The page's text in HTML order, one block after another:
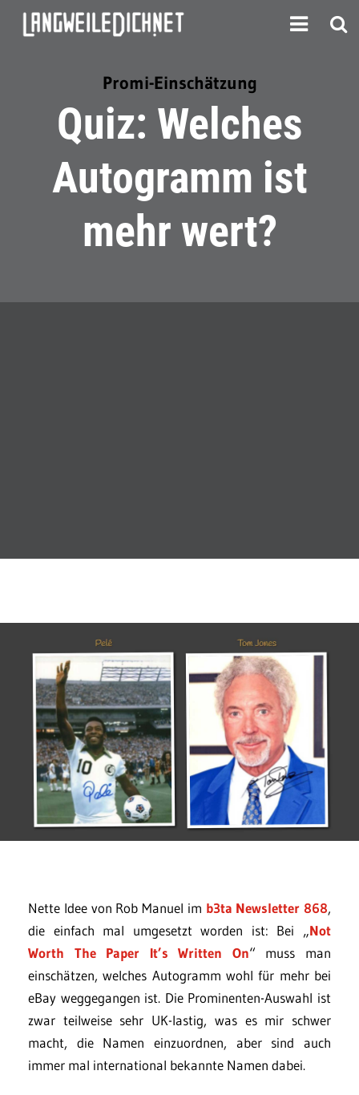
Promi-Einschätzung
Quiz: Welches
Autogramm ist
mehr wert?
Nette Idee von Rob Manuel im b3ta Newsletter 868,
die einfach mal umgesetzt worden ist: Bei „Not
Worth The Paper It’s Written On“ muss man
einschätzen, welches Autogramm wohl für mehr bei
eBay weggegangen ist. Die Prominenten-Auswahl ist
zwar teilweise sehr UK-lastig, was es mir schwer
macht, die Namen einzuordnen, aber sind auch
immer mal international bekannte Namen dabei.